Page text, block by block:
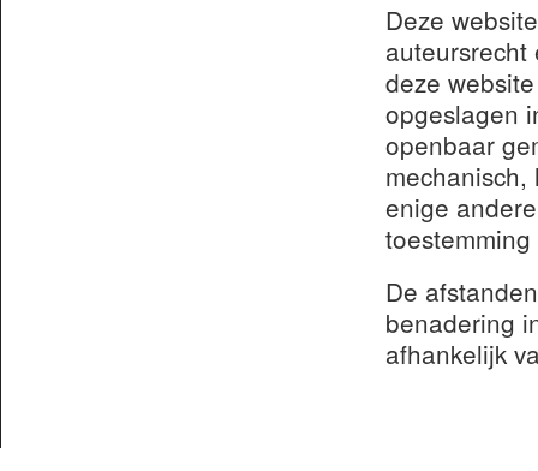
Deze
deze
opgeslagen
openbaar
enige
toestemming
De
benadering
afhankelijk